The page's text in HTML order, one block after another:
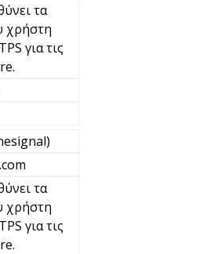
τα
χρήστη
για τις
τα
χρήστη
για τις